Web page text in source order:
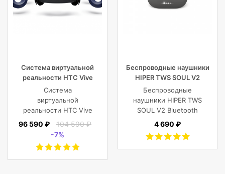
Система виртуальной
реальности HTC Vive
Cosmos Elite
Система
виртуальной
реальности HTC Vive
Cosmos Elite
96 590 ₽
104 590 ₽
-7%
Беспроводные наушники
HIPER TWS SOUL V2
Bluetooth 5.0 гарнитура Li-
Pol 2x43mAh+380mAh,
черный
Беспроводные
наушники HIPER TWS
SOUL V2 Bluetooth
5.0 гарнитура Li-Pol
Черный
4 690 ₽